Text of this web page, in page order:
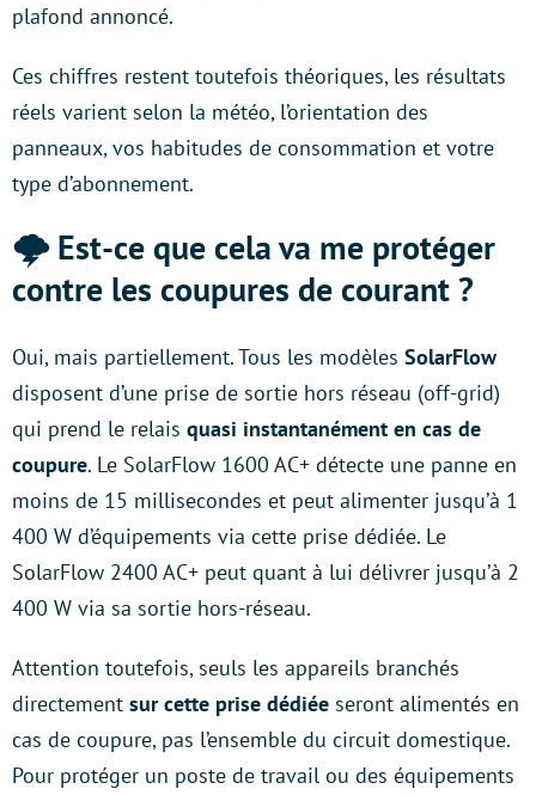
plafond annoncé.
Ces chiffres restent toutefois théoriques, les résultats
réels varient selon la météo, l’orientation des
panneaux, vos habitudes de consommation et votre
type d’abonnement.
🌩️ Est-ce que cela va me protéger
contre les coupures de courant ?
Oui, mais partiellement. Tous les modèles SolarFlow
disposent d’une prise de sortie hors réseau (off-grid)
qui prend le relais quasi instantanément en cas de
coupure. Le SolarFlow 1600 AC+ détecte une panne en
moins de 15 millisecondes et peut alimenter jusqu’à 1
400 W d’équipements via cette prise dédiée. Le
SolarFlow 2400 AC+ peut quant à lui délivrer jusqu’à 2
400 W via sa sortie hors-réseau.
Attention toutefois, seuls les appareils branchés
directement sur cette prise dédiée seront alimentés en
cas de coupure, pas l’ensemble du circuit domestique.
Pour protéger un poste de travail ou des équipements